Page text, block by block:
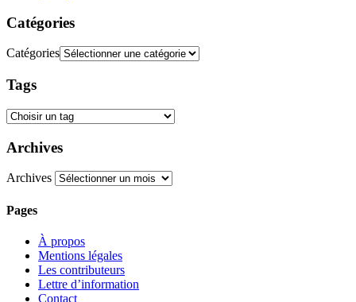
Catégories
Catégories
Tags
Archives
Archives
Pages
À propos
Mentions légales
Les contributeurs
Lettre d’information
Contact